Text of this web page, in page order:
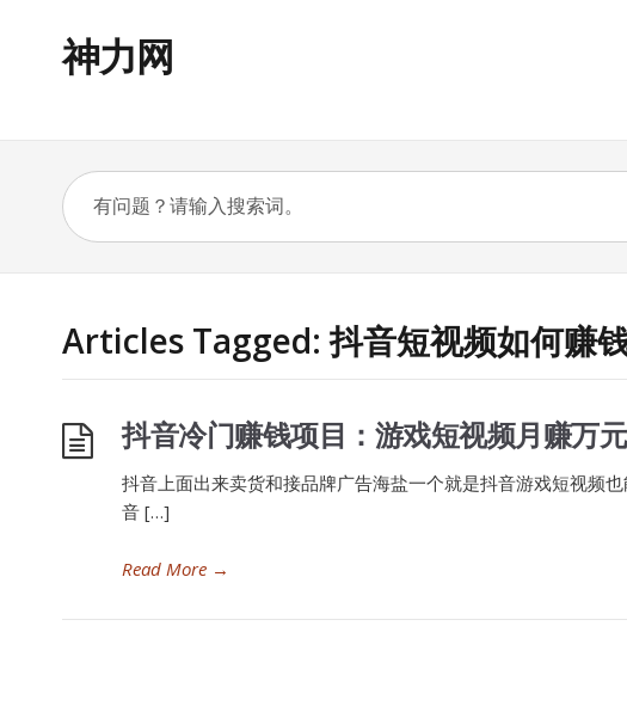
神力网
Articles Tagged: 抖音短视频如何赚
抖音冷门赚钱项目：游戏短视频月赚万元
抖音上面出来卖货和接品牌广告海盐一个就是抖音游戏短视频
音 […]
Read More →